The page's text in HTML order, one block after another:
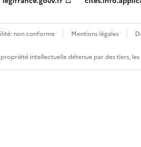
non conforme Mentions légales
intellectuelle détenue par des tiers,